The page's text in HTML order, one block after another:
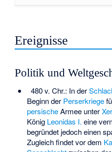
Ereignisse
Politik und
480 v. Chr.: In der
Beginn der Perserkriege
persischeArmee unter
König Leonidas I. eine
begründet jedoch einen
Zugleich findet vor dem